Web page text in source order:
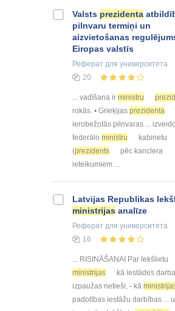
Valsts prezidenta
pilnvaru termiņi un
aizvietošanas
Eiropas valstīs
Реферат для университета
20
... vadīšana ir ministru
rokās. • Grieķijas prezidenta
ierobežotās pilnvaras ... izveido
federālo ministru
kabinetu
(prezidents
pēc kanclera
ieteikumiem ...
Latvijas Republikas
ministrijas analīze
Реферат для университета
16
... RISINĀŠANAI Par Iekšlietu
ministrijas
kā iestādes
izpaužas netieši, - kā
padotības iestāžu darbības ...